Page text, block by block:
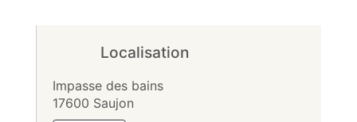
Localisation
Impasse des bains
17600 Saujon